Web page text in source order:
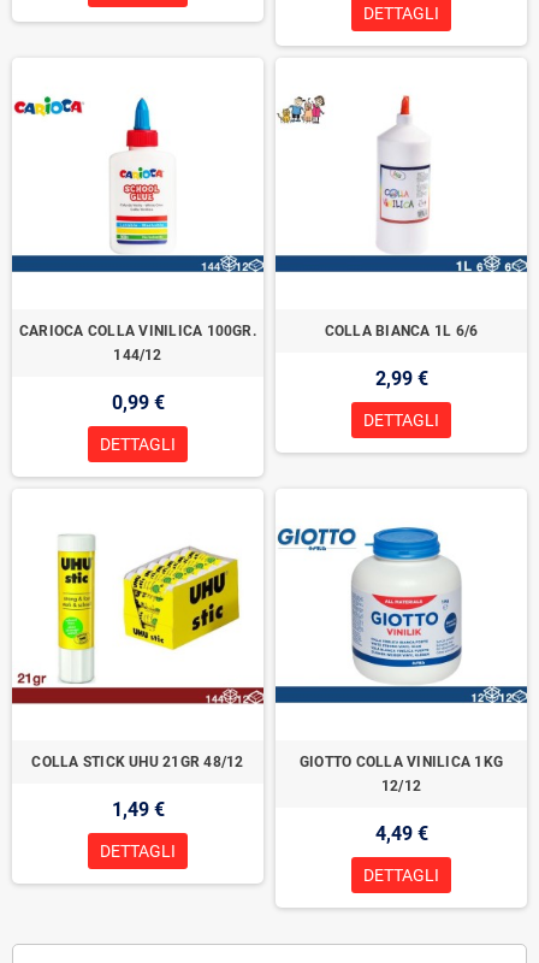
DETTAGLI
CARIOCA COLLA VINILICA 100GR.
144/12
0,99 €
DETTAGLI
COLLA BIANCA 1L 6/6
2,99 €
DETTAGLI
COLLA STICK UHU 21GR 48/12
1,49 €
DETTAGLI
GIOTTO COLLA VINILICA 1KG
12/12
4,49 €
DETTAGLI